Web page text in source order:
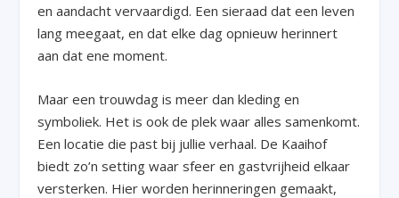
en aandacht vervaardigd. Een sieraad dat een leven
lang meegaat, en dat elke dag opnieuw herinnert
aan dat ene moment.
Maar een trouwdag is meer dan kleding en
symboliek. Het is ook de plek waar alles samenkomt.
Een locatie die past bij jullie verhaal. De Kaaihof
biedt zo’n setting waar sfeer en gastvrijheid elkaar
versterken. Hier worden herinneringen gemaakt,